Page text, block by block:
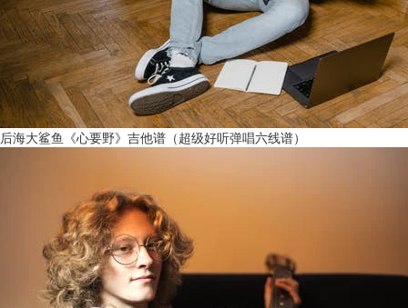
后海大鲨鱼《心要野》吉他谱（超级好听弹唱六线谱）